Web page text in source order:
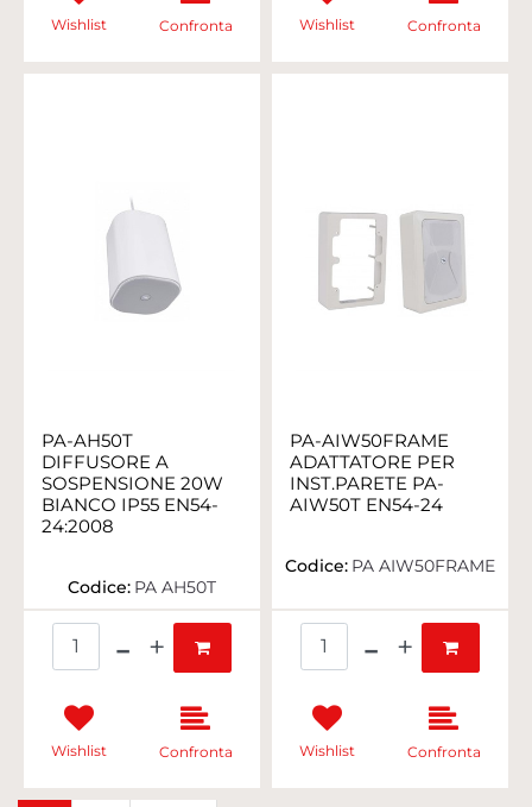
Wishlist Confronta Wishlist Confronta
PA-AH50T
DIFFUSORE A
SOSPENSIONE 20W
BIANCO IP55 EN54-
24:2008
Codice: PA AH50T
Wishlist Confronta
PA-AIW50FRAME
ADATTATORE PER
INST.PARETE PA-
AIW50T EN54-24
Codice: PA AIW50FRAME
Wishlist Confronta